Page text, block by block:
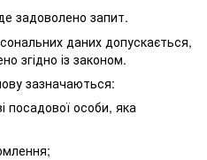
задоволено запит.
даних допускається,
згідно із законом.
зазначаються:
посадової особи, яка